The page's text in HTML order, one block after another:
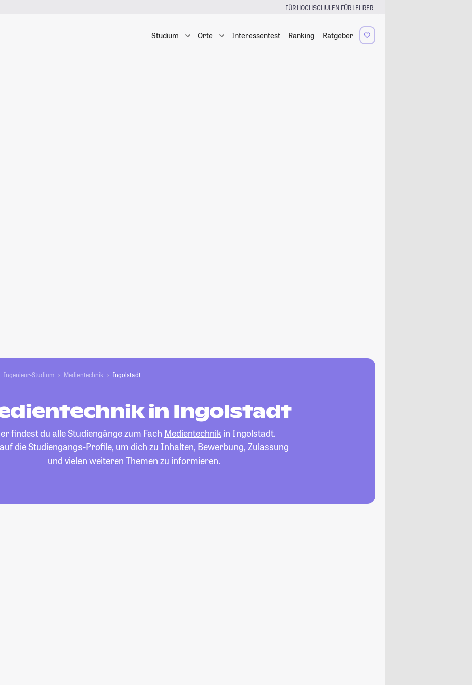
FÜR HOCHSCHULEN|FÜR LEHRER
Studium Orte Interessentest Ranking Ratgeber
Ingenieur-Studium Medientechnik Ingolstadt
in Ingolstadt
findest du alle Studiengänge zum Fach Medientechnik in Ingolstadt.
die Studiengangs-Profile, um dich zu Inhalten, Bewerbung, Zulassung
und vielen weiteren Themen zu informieren.